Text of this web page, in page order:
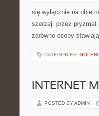
się wyłącznie na
szerzej: przez pryzmat
zarówno osoby
CATEGORIES:
INTERNET
POSTED BY ADMIN